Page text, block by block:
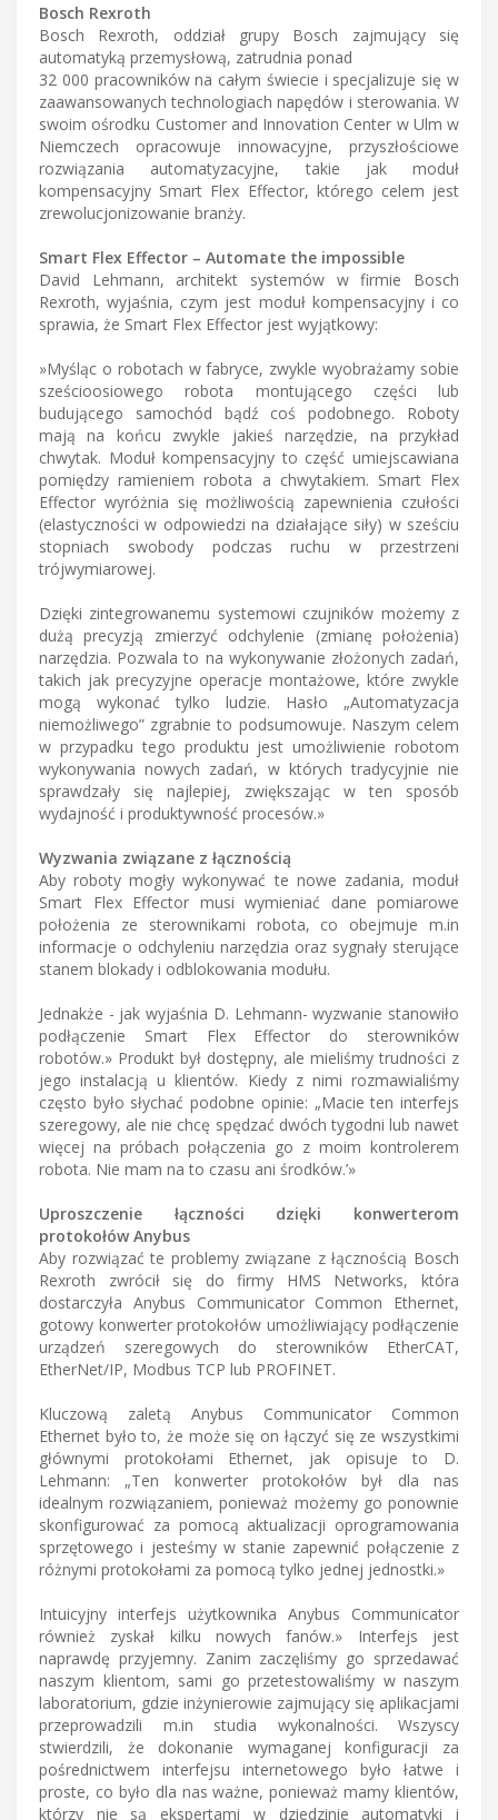
Bosch Rexroth
Bosch Rexroth, oddział grupy Bosch zajmujący się
automatyką przemysłową, zatrudnia ponad
32 000 pracowników na całym świecie i specjalizuje się w
zaawansowanych technologiach napędów i sterowania. W
swoim ośrodku Customer and Innovation Center w Ulm w
Niemczech opracowuje innowacyjne, przyszłościowe
rozwiązania automatyzacyjne, takie jak moduł
kompensacyjny Smart Flex Effector, którego celem jest
zrewolucjonizowanie branży.
Smart Flex Effector – Automate the impossible
David Lehmann, architekt systemów w firmie Bosch
Rexroth, wyjaśnia, czym jest moduł kompensacyjny i co
sprawia, że Smart Flex Effector jest wyjątkowy:
»Myśląc o robotach w fabryce, zwykle wyobrażamy sobie
sześcioosiowego robota montującego części lub
budującego samochód bądź coś podobnego. Roboty
mają na końcu zwykle jakieś narzędzie, na przykład
chwytak. Moduł kompensacyjny to część umiejscawiana
pomiędzy ramieniem robota a chwytakiem. Smart Flex
Effector wyróżnia się możliwością zapewnienia czułości
(elastyczności w odpowiedzi na działające siły) w sześciu
stopniach swobody podczas ruchu w przestrzeni
trójwymiarowej.
Dzięki zintegrowanemu systemowi czujników możemy z
dużą precyzją zmierzyć odchylenie (zmianę położenia)
narzędzia. Pozwala to na wykonywanie złożonych zadań,
takich jak precyzyjne operacje montażowe, które zwykle
mogą wykonać tylko ludzie. Hasło „Automatyzacja
niemożliwego” zgrabnie to podsumowuje. Naszym celem
w przypadku tego produktu jest umożliwienie robotom
wykonywania nowych zadań, w których tradycyjnie nie
sprawdzały się najlepiej, zwiększając w ten sposób
wydajność i produktywność procesów.»
Wyzwania związane z łącznością
Aby roboty mogły wykonywać te nowe zadania, moduł
Smart Flex Effector musi wymieniać dane pomiarowe
położenia ze sterownikami robota, co obejmuje m.in
informacje o odchyleniu narzędzia oraz sygnały sterujące
stanem blokady i odblokowania modułu.
Jednakże - jak wyjaśnia D. Lehmann- wyzwanie stanowiło
podłączenie Smart Flex Effector do sterowników
robotów.» Produkt był dostępny, ale mieliśmy trudności z
jego instalacją u klientów. Kiedy z nimi rozmawialiśmy
często było słychać podobne opinie: „Macie ten interfejs
szeregowy, ale nie chcę spędzać dwóch tygodni lub nawet
więcej na próbach połączenia go z moim kontrolerem
robota. Nie mam na to czasu ani środków.’»
Uproszczenie łączności dzięki konwerterom
protokołów Anybus
Aby rozwiązać te problemy związane z łącznością Bosch
Rexroth zwrócił się do firmy HMS Networks, która
dostarczyła Anybus Communicator Common Ethernet,
gotowy konwerter protokołów umożliwiający podłączenie
urządzeń szeregowych do sterowników EtherCAT,
EtherNet/IP, Modbus TCP lub PROFINET.
Kluczową zaletą Anybus Communicator Common
Ethernet było to, że może się on łączyć się ze wszystkimi
głównymi protokołami Ethernet, jak opisuje to D.
Lehmann: „Ten konwerter protokołów był dla nas
idealnym rozwiązaniem, ponieważ możemy go ponownie
skonfigurować za pomocą aktualizacji oprogramowania
sprzętowego i jesteśmy w stanie zapewnić połączenie z
różnymi protokołami za pomocą tylko jednej jednostki.»
Intuicyjny interfejs użytkownika Anybus Communicator
również zyskał kilku nowych fanów.» Interfejs jest
naprawdę przyjemny. Zanim zaczęliśmy go sprzedawać
naszym klientom, sami go przetestowaliśmy w naszym
laboratorium, gdzie inżynierowie zajmujący się aplikacjami
przeprowadzili m.in studia wykonalności. Wszyscy
stwierdzili, że dokonanie wymaganej konfiguracji za
pośrednictwem interfejsu internetowego było łatwe i
proste, co było dla nas ważne, ponieważ mamy klientów,
którzy nie są ekspertami w dziedzinie automatyki i